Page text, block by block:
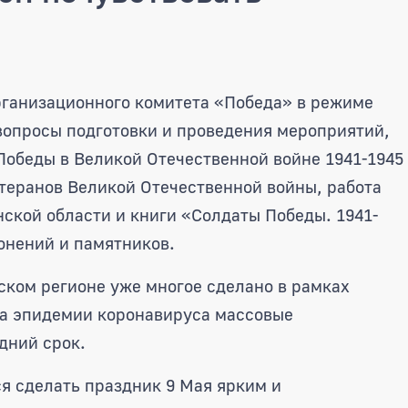
войны, труженик
комитета «Победа» в режиме
подготовки и проведения мероприятий,
в Великой Отечественной войне 1941-1945
Великой Отечественной войны, работа
области и книги «Солдаты Победы. 1941-
и памятников.
регионе уже многое сделано в рамках
эпидемии коронавируса массовые
срок.
сделать праздник 9 Мая ярким и